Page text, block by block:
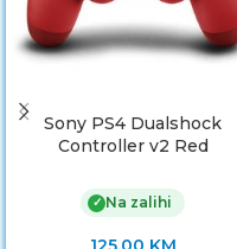
Sony PS4 Dualshock
Controller v2 Red
✓ Na zalihi